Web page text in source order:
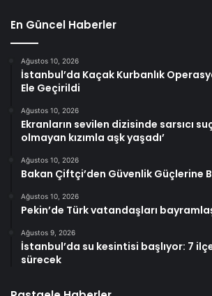
En Güncel Haberler
Ağustos 10, 2026
İstanbul’da Kaçak Kurbanlık
Ele Geçirildi
Ağustos 10, 2026
Ekranların sevilen dizisinde sarsıcı
olmayan kızımla aşk yaşadı’
Ağustos 10, 2026
Bakan Çiftçi’den Güvenlik Güçlerine
Ağustos 10, 2026
Pekin’de Türk vatandaşları
Ağustos 9, 2026
İstanbul’da su kesintisi başlıyor: 7
sürecek